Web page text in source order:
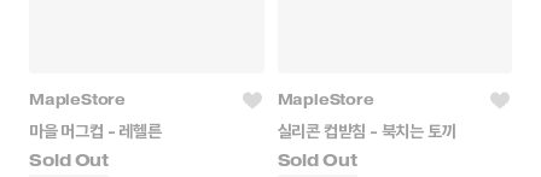
MapleStore
마을 머그컵 - 레헬른
MapleStore
실리콘 컵받침 - 북치는 토끼